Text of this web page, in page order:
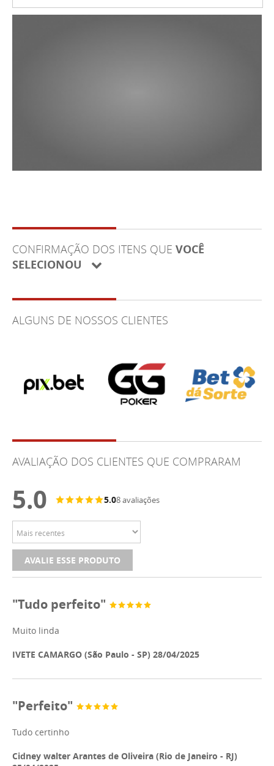
CONFIRMAÇÃO DOS ITENS QUE VOCÊ
SELECIONOU
ALGUNS DE NOSSOS CLIENTES
AVALIAÇÃO DOS CLIENTES QUE COMPRARAM
5.0 5.08 avaliações
AVALIE ESSE PRODUTO
"Tudo perfeito"
Muito linda
IVETE CAMARGO (São Paulo - SP) 28/04/2025
"Perfeito"
Tudo certinho
Cidney walter Arantes de Oliveira (Rio de Janeiro - RJ)